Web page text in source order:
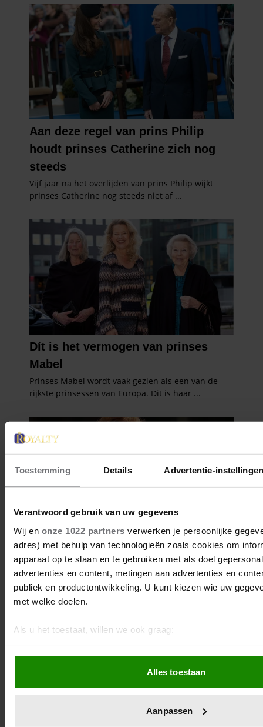
Toestemming Details Advertentie-instellingen
Verantwoord gebruik van uw gegevens
Wij en onze 1022 partners verwerken je persoonlijke
adres) met behulp van technologieën zoals cookies om
apparaat op te slaan en te gebruiken met als doel
advertenties en content, metingen aan advertenties en
publiek en productontwikkeling. U kunt kiezen wie uw
met welke doelen.
Als u het toestaat, willen we ook graag:
meter nauwkeurig kan zijn
Uw apparaat identificeren door het actief te scannen
eigenschappen (fingerprinting)
in. U kunt uw
Alles toestaan
Aanpassen